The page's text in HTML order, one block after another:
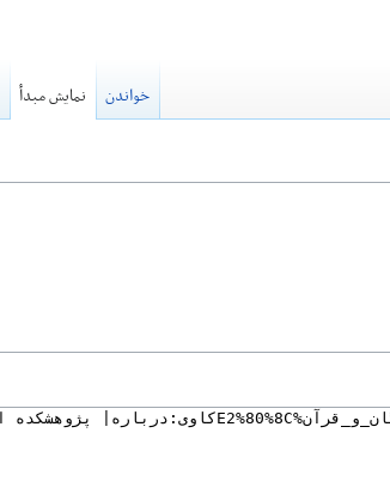
خواندن نمایش مبدأ